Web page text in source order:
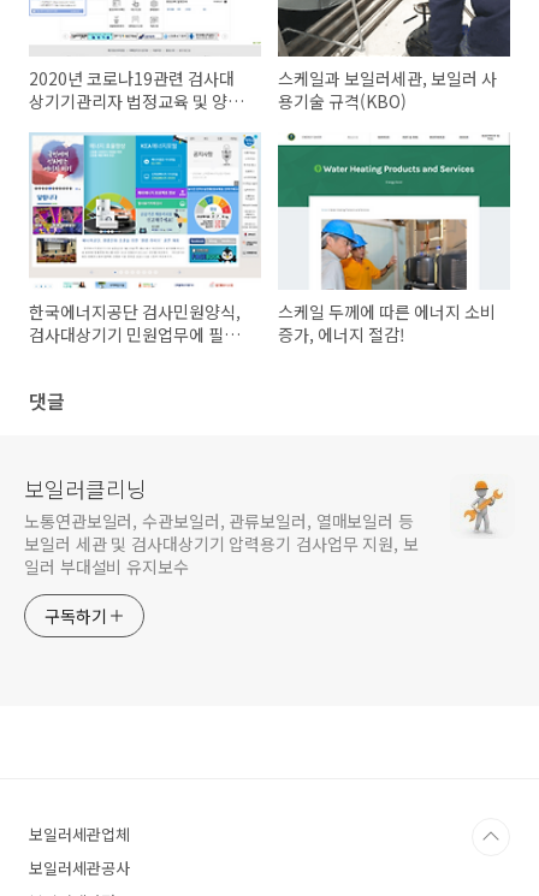
2020년 코로나19관련 검사대
상기기관리자 법정교육 및 양성
인협회
스케일과 보일러세관, 보일러 사
용기술 규격(KBO)
한국에너지공단 검사민원양식,
검사대상기기 민원업무에 필요
스케일 두께에 따른 에너지 소비
증가, 에너지 절감!
댓글
보일러클리닝
노통연관보일러, 수관보일러, 관류보일러, 열매보일러 등
보일러 세관 및 검사대상기기 압력용기 검사업무 지원, 보
일러 부대설비 유지보수
구독하기
보일러세관업체
보일러세관공사